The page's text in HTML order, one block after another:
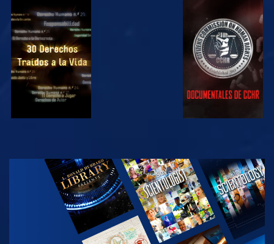
VE VE
VE
EXPLORA LAS
SERIES